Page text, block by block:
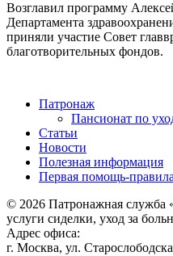
Возглавил программу
Департамента
приняли участие Совет
благотворительных фондов.
Патронаж
Пансионат по
Статьи
Новости
Полезная информация
Первая помощь-
© 2026 Патронажная служба
услуги сиделки, уход за
Адрес офиса:
г. Москва, ул.